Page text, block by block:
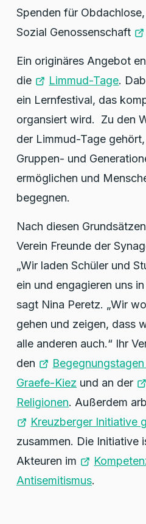
Spenden für
Sozial Genossenschaft
Ein originäres Angebot
die
Limmud-Tage.
ein Lernfestival, das
organsiert wird. Zu den
der Limmud-Tage
Gruppen- und
ermöglichen und
begegnen.
Nach diesen
Verein Freunde der
„Wir laden Schüler und
ein und engagieren uns
sagt Nina Peretz. „Wir
gehen und zeigen, dass
alle anderen auch.“ Ihr
den
Graefe-Kiez und an der
Religionen. Außerdem
Kreuzberger Initiative
zusammen. Die Initiative
Akteuren im
Antisemitismus.